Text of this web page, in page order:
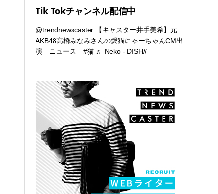
Tik Tokチャンネル配信中
@trendnewscaster 【キャスター井手美希】元
AKB48高橋みなみさんの愛猫にゃーちゃんCM出
演 ニュース#猫 ♬ Neko - DISH//